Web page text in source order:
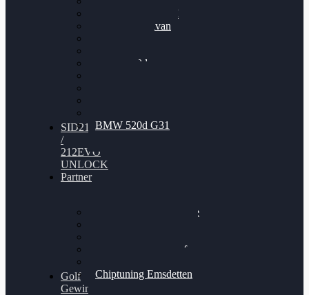
VW Passat 2.0TDI
VW T6 Multivan
BMW 120d
BMW 520d G31
SID212
/
212EVO
UNLOCK
Partner
Bilgenroth Performance
Chiptuning Schüttorf
Chiptuning Emsdetten
Golf
Gewinnspiel